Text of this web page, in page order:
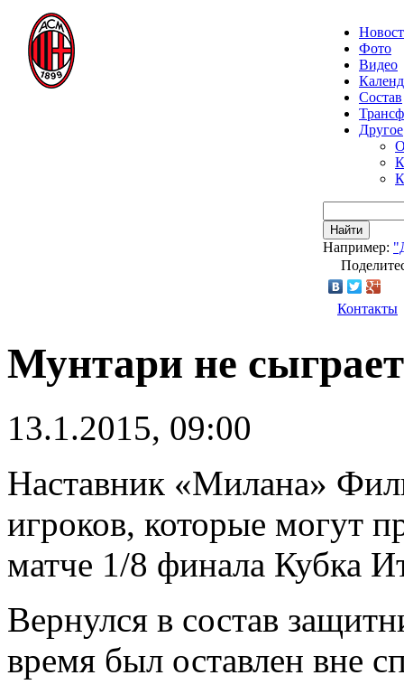
Фото
Видео
Состав
Другое
Найти
Например:
Контакты
Мунтари не
13.1.2015, 09:00
Наставник «Милана»
игроков, которые могут
матче 1/8 финала Кубка
Вернулся в состав
время был оставлен вне